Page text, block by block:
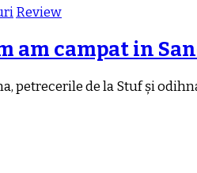
Review
am campat in
petrecerile de la Stuf și